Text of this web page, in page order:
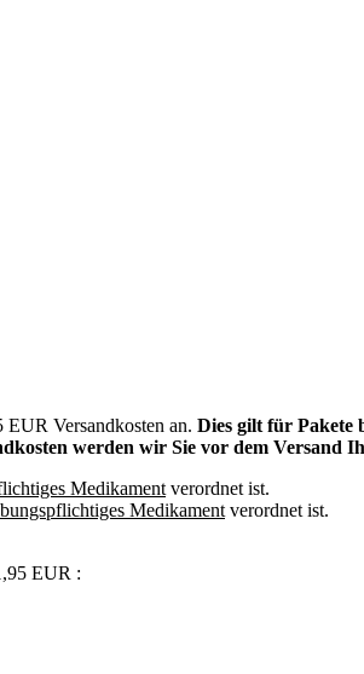
Versandkosten an. Dies gilt für Pakete
werden wir Sie vor dem Versand
Medikament verordnet ist.
Medikament verordnet ist.
EUR :